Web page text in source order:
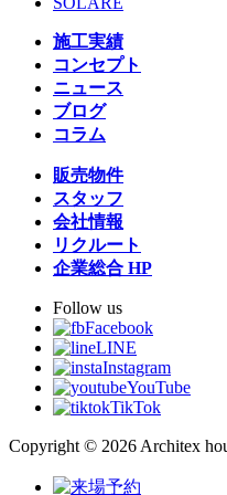
施工実績
コンセプト
ニュース
ブログ
コラム
販売物件
スタッフ
会社情報
リクルート
企業総合 HP
Follow us
Facebook
LINE
Instagram
YouTube
TikTok
Copyright © 2026 Architex